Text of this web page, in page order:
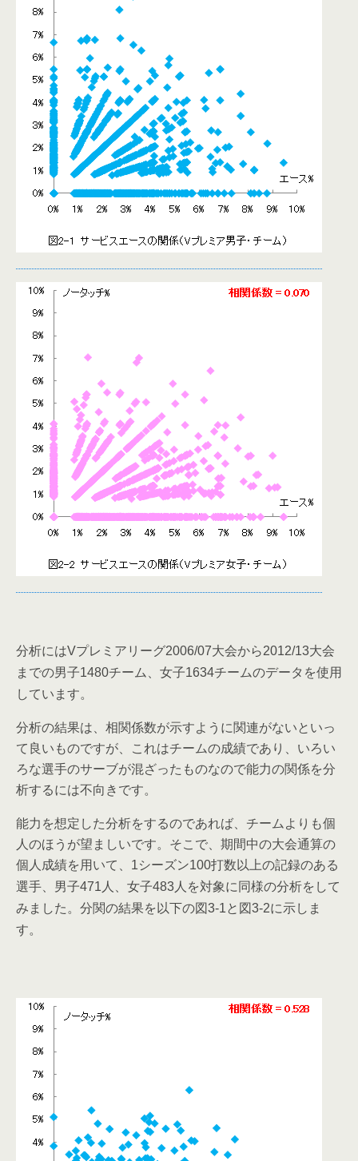
分析にはVプレミアリーグ2006/07大会から2012/13大会
までの男子1480チーム、女子1634チームのデータを使用
しています。
分析の結果は、相関係数が示すように関連がないといっ
て良いものですが、これはチームの成績であり、いろい
ろな選手のサーブが混ざったものなので能力の関係を分
析するには不向きです。
能力を想定した分析をするのであれば、チームよりも個
人のほうが望ましいです。そこで、期間中の大会通算の
個人成績を用いて、
1シーズン100打数以上の記録のある
選手、男子471人、女子483人を対象に同様の分析をして
みました。分関の結果を以下の図3-1と図3-2に示しま
す。